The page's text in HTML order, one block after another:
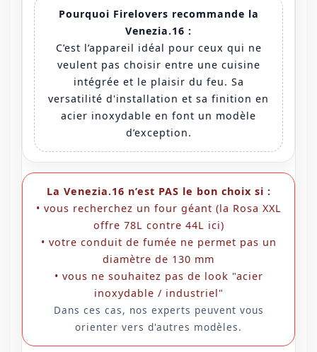
Pourquoi Firelovers recommande la
Venezia.16 :
C’est l’appareil idéal pour ceux qui ne
veulent pas choisir entre une cuisine
intégrée et le plaisir du feu. Sa
versatilité d'installation et sa finition en
acier inoxydable en font un modèle
d’exception.
La Venezia.16 n’est PAS le bon choix si :
• vous recherchez un four géant (la Rosa XXL
offre 78L contre 44L ici)
• votre conduit de fumée ne permet pas un
diamètre de 130 mm
• vous ne souhaitez pas de look "acier
inoxydable / industriel"
Dans ces cas, nos experts peuvent vous
orienter vers d'autres modèles.